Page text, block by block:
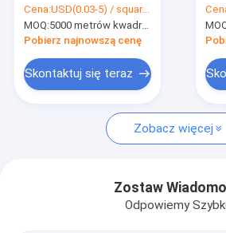
Nowości
Folia ochronna do wielu powierzchni
Folia ochronna do dywanów
blachy dachowej
Cena:USD(0.03-5) / square meter
MOQ:5000 metrów kwadratowych, 10000 metrów kwadratowych z nadrukiem
Pobierz najnowszą cenę
Skontaktuj się teraz
Zobacz więcej
Zostaw
Odpowiemy